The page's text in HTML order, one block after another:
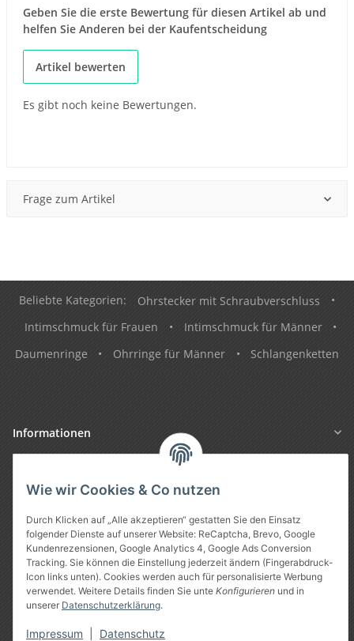
Wie wir Cookies & Co nutzen
Durch Klicken auf „Alle akzeptieren“ gestatten Sie den Einsatz
folgender Dienste auf unserer Website: ReCaptcha, Brevo, Google
Kundenrezensionen, Google Analytics 4, Google Ads Conversion
Tracking. Sie können die Einstellung jederzeit ändern (Fingerabdruck-
Icon links unten). Cookies werden auch für personalisierte Werbung
verwendet. Weitere Details finden Sie unte Konfigurieren und in
unserer Datenschutzerklärung.
Impressum Datenschutz
Geben Sie die erste Bewertung für diesen Artikel ab und
helfen Sie Anderen bei der Kaufentscheidung
Artikel bewerten
Es gibt noch keine Bewertungen.
Frage zum Artikel
Beliebte Kategorien: Ohrstecker mit Schraubverschluss
•
Intimschmuck für Frauen
• Intimschmuck für Männer
•
Daumenringe
• Ohrringe für Männer • Schlangenketten
Informationen
Vertrag widerrufen